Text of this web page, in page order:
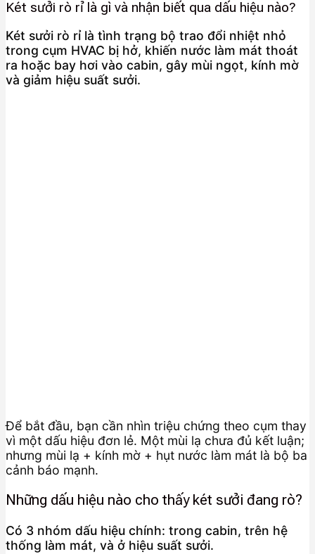
Két sưởi rò rỉ là gì và nhận biết qua dấu hiệu nào?
Két sưởi rò rỉ là tình trạng bộ trao đổi nhiệt nhỏ
trong cụm HVAC bị hở, khiến nước làm mát thoát
ra hoặc bay hơi vào cabin, gây mùi ngọt, kính mờ
và giảm hiệu suất sưởi.
Để bắt đầu, bạn cần nhìn triệu chứng theo cụm thay
vì một dấu hiệu đơn lẻ. Một mùi lạ chưa đủ kết luận;
nhưng mùi lạ + kính mờ + hụt nước làm mát là bộ ba
cảnh báo mạnh.
Những dấu hiệu nào cho thấy két sưởi đang rò?
Có 3 nhóm dấu hiệu chính: trong cabin, trên hệ
thống làm mát, và ở hiệu suất sưởi.